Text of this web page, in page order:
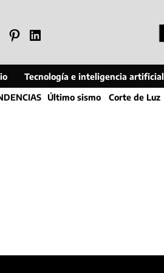
PinterestLinkedin
Tecnología e inteligencia artificial
Último sismo Corte de Luz